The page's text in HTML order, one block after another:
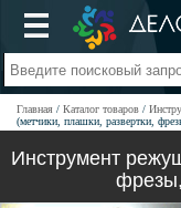
Главная Каталог товаров
(метчики, плашки, развертки,
Инструмент